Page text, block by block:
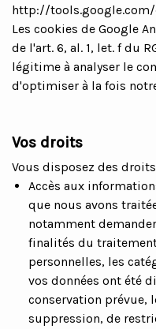
http://
Les cookies de Google
de l'art. 6, al. 1, let. f du
légitime à analyser le
d'optimiser à la fois
Vos droits
Vous disposez des
Accès aux
que nous avons
notamment
finalités du
personnelles, les
vos données ont été
conservation prévue,
suppression, de